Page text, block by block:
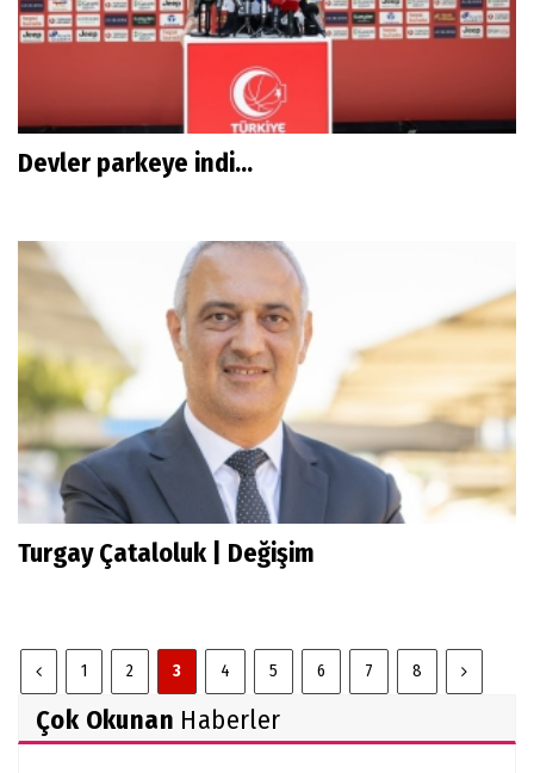
Devler parkeye indi...
Turgay Çataloluk | Değişim
1 2 3 4 5 6 7 8
Çok Okunan Haberler